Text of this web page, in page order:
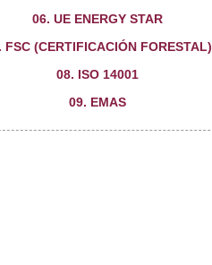
06. UE ENERGY STAR
FSC (CERTIFICACIÓN FORESTAL)
08. ISO 14001
09. EMAS